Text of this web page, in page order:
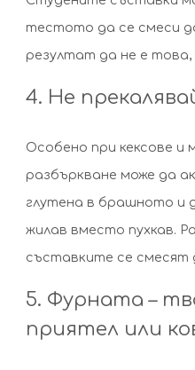
тестото да се смеси
резултат да не е
4. Не
Особено при кексове и
разбъркване може да
глутена в брашното и
жилав вместо пухкав.
съставките се смесят
5. Фурната –
приятел или